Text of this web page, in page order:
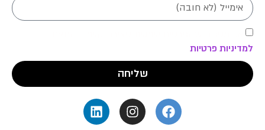
למדיניות פרטיות
שליחה